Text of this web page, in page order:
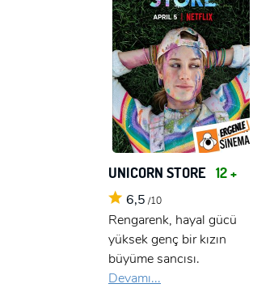
UNICORN STORE 12 +
6,5 /10
Rengarenk, hayal gücü
yüksek genç bir kızın
büyüme sancısı.
Devamı...